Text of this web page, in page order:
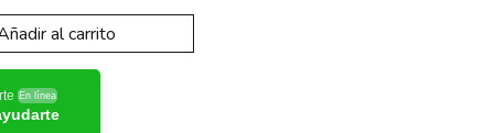
al carrito
En línea